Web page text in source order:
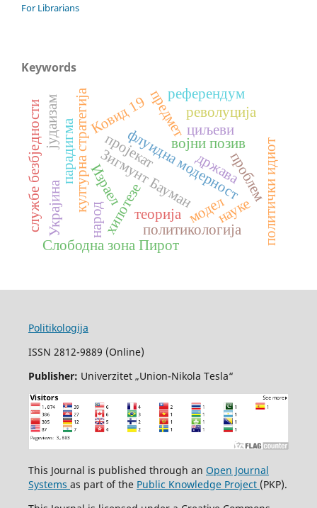
For Librarians
Keywords
флуидна модерност
Зигмунт Бауман
културна стратегија војни позив
модел
пројекат проблем
предметциљеви
хипотезе
Слободна зона Пирот
парадигма
теорија науке
револуција
политикологија
Ковид 19
држава
јудаизам
Израел
народ
референдум
Украјина
службе безбједности политички идиот
Politikologija
ISSN 2812-9889 (Online)
Publisher: Univerzitet „Union-Nikola Tesla“
This Journal is published through an Open Journal
Systems as part of the Public Knowledge Project (PKP).